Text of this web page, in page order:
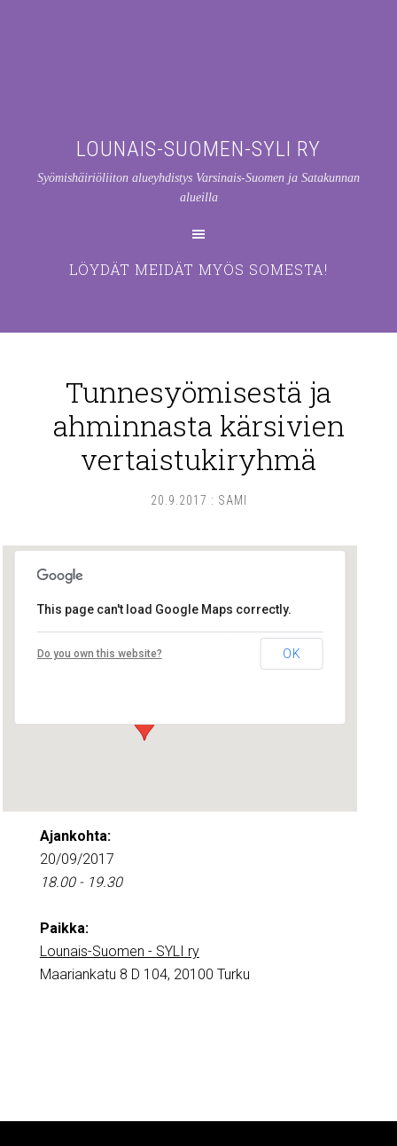
LOUNAIS-SUOMEN-SYLI RY
Syömishäiriöliiton alueyhdistys Varsinais-Suomen ja Satakunnan
alueilla
LÖYDÄT MEIDÄT MYÖS SOMESTA!
Tunnesyömisestä ja
ahminnasta kärsivien
vertaistukiryhmä
20.9.2017 : SAMI
Lounais-Suomen – SYLI ry
Maariankatu 8 D 104 - Turku
This page can't load Google Maps correctly.
Do you own this website? OK
Ajankohta:
20/09/2017
18.00 - 19.30
Paikka:
Lounais-Suomen - SYLI ry
Maariankatu 8 D 104, 20100 Turku